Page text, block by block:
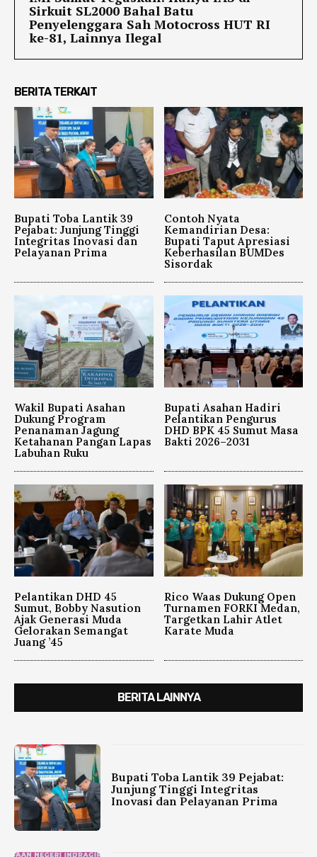
Sirkuit SL2000 Bahal Batu
Penyelenggara Sah Motocross HUT RI
ke-81, Lainnya Ilegal
BERITA TERKAIT
Bupati Toba Lantik 39
Pejabat: Junjung Tinggi
Integritas Inovasi dan
Pelayanan Prima
Contoh Nyata
Kemandirian Desa:
Bupati Taput Apresiasi
Keberhasilan BUMDes
Sisordak
Wakil Bupati Asahan
Dukung Program
Penanaman Jagung
Ketahanan Pangan Lapas
Labuhan Ruku
Bupati Asahan Hadiri
Pelantikan Pengurus
DHD BPK 45 Sumut Masa
Bakti 2026–2031
Pelantikan DHD 45
Sumut, Bobby Nasution
Ajak Generasi Muda
Gelorakan Semangat
Juang ’45
Rico Waas Dukung Open
Turnamen FORKI Medan,
Targetkan Lahir Atlet
Karate Muda
BERITA LAINNYA
Bupati Toba Lantik 39 Pejabat:
Junjung Tinggi Integritas
Inovasi dan Pelayanan Prima